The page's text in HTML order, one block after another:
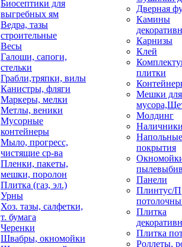
Биосептики для
выгребных ям
Ведра, тазы
строительные
Весы
Галоши, сапоги,
стельки
Грабли,тряпки, вилы
Канистры, фляги
Маркеры, мелки
Метлы, веники
Мусорные
контейнеры
Мыло, прогресс,
чистящие ср-ва
Пленки, пакеты,
мешки, поролон
Плитка (газ, эл.)
Урны
Хоз. тазы, салфетки,
т. бумага
Черенки
Швабры, окномойки
Дверная
Камины
Карнизы
Клей
плитки
Мешки для
Молдинг
Напольные
покрытия
Панели
Плинтус/
Плитка
Плитка
Роллеты,